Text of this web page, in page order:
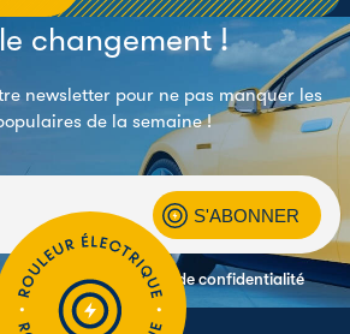
changement !
newsletter pour ne pas manquer les
de la semaine !
acceptez la politique de confidentialité